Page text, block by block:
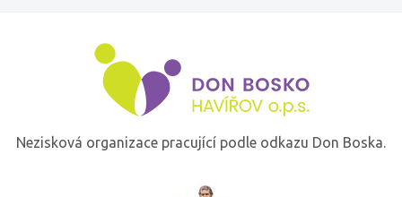
Nezisková organizace pracující podle odkazu Don Boska.